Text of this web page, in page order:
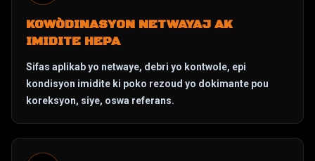
KOWÒDINASYON NETWAYAJ AK
IMIDITE HEPA
Sifas aplikab yo netwaye, debri yo kontwole, epi
kondisyon imidite ki poko rezoud yo dokimante pou
koreksyon, siye, oswa referans.